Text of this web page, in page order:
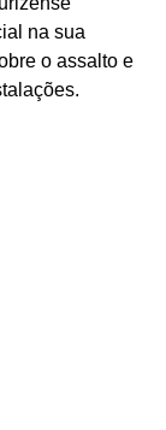
na sua
o assalto e